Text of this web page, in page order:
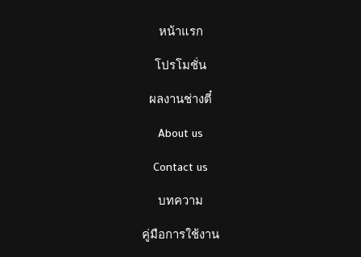
หน้าแรก
โปรโมชั่น
ผลงานช่างตี๋
About us
Contact us
บทความ
คู่มือการใช้งาน